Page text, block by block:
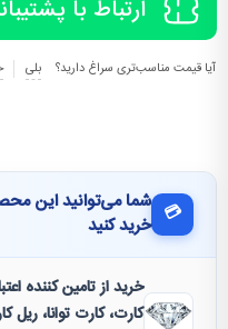
ارتباط با
آیا قیمت مناسب‌تری سراغ دارید؟ بلی
💳 شما می‌توانید این
خرید کنید
خرید از تامین کننده
کارت، کارت توانا، ریل